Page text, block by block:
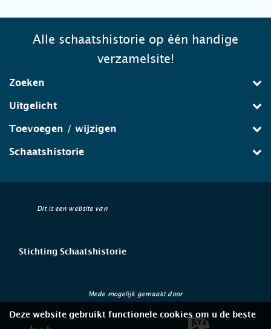
Alle schaatshistorie op één handige
verzamelsite!
Zoeken
Uitgelicht
Toevoegen / wijzigen
Schaatshistorie
Dit is een website van
Stichting Schaatshistorie
Mede mogelijk gemaakt door
Deze website gebruikt functionele cookies om u de beste